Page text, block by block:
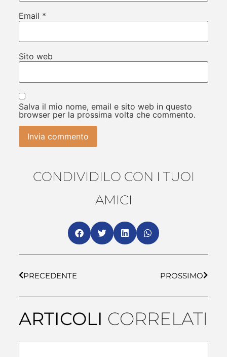
Email *
Sito web
Salva il mio nome, email e sito web in questo
browser per la prossima volta che commento.
CONDIVIDILO CON I TUOI
AMICI
PRECEDENTE PROSSIMO
ARTICOLI CORRELATI